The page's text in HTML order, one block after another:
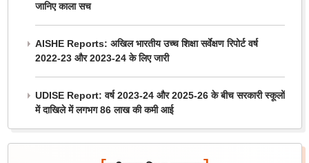
जानिए काला सच
AISHE Reports: अखिल भारतीय उच्च शिक्षा सर्वेक्षण रिपोर्ट वर्ष
2022-23 और 2023-24 के लिए जारी
UDISE Report: वर्ष 2023-24 और 2025-26 के बीच सरकारी स्कूलों
में दाखिले में लगभग 86 लाख की कमी आई